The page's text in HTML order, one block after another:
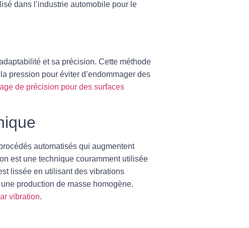
dans l’industrie automobile pour le
et sa précision. Cette méthode
pression pour éviter d’endommager des
de précision pour des surfaces
automatisés qui augmentent
est une technique couramment utilisée
lissée en utilisant des vibrations
production de masse homogène.
vibration.